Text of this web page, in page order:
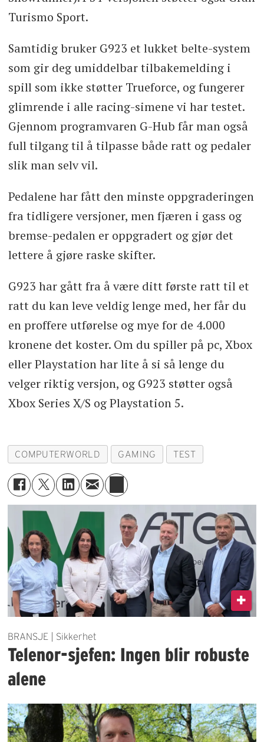
Turismo Sport.
Samtidig bruker G923 et lukket belte-system
som gir deg umiddelbar tilbakemelding i
spill som ikke støtter Trueforce, og fungerer
glimrende i alle racing-simene vi har testet.
Gjennom programvaren G-Hub får man også
full tilgang til å tilpasse både ratt og pedaler
slik man selv vil.
Pedalene har fått den minste oppgraderingen
fra tidligere versjoner, men fjæren i gass og
bremse-pedalen er oppgradert og gjør det
lettere å gjøre raske skifter.
G923 har gått fra å være ditt første ratt til et
ratt du kan leve veldig lenge med, her får du
en proffere utførelse og mye for de 4.000
kronene det koster. Om du spiller på pc, Xbox
eller Playstation har lite å si så lenge du
velger riktig versjon, og G923 støtter også
Xbox Series X/S og Playstation 5.
COMPUTERWORLD GAMING TEST
BRANSJE | Sikkerhet
Telenor-sjefen: Ingen blir robuste
alene